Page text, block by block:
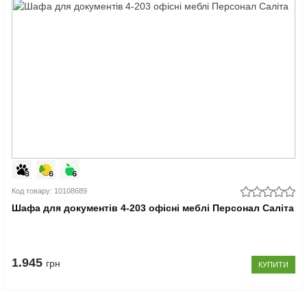
Код товару: 10108689
Шафа для документів 4-203 офісні меблі Персонал Саліта
1.945 грн КУПИТИ